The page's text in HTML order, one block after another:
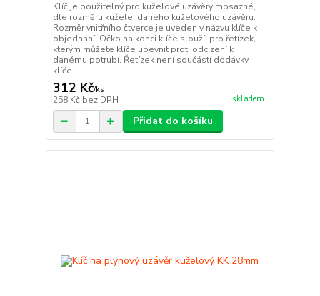
Klíč je použitelný pro kuželové uzávěry mosazné,
dle rozměru kužele daného kuželového uzávěru.
Rozměr vnitřního čtverce je uveden v názvu klíče k
objednání. Očko na konci klíče slouží pro řetízek,
kterým můžete klíče upevnit proti odcizení k
danému potrubí. Řetízek není součástí dodávky
klíče....
312 Kč/ks
258 Kč bez DPH skladem
Přidat do košíku